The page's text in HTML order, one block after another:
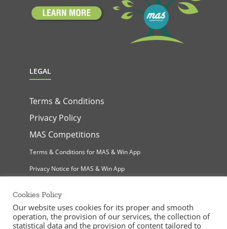
LEGAL
Terms & Conditions
Privacy Policy
MAS Competitions
Terms & Conditions for MAS & Win App
Privacy Notice for MAS & Win App
Cookies Policy
Our website uses cookies for its proper and smooth
operation, the provision of our services, the collection of
statistical data and the provision of content tailored to